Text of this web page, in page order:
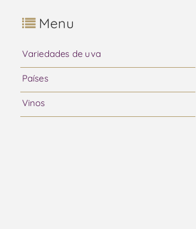
Menu
Variedades de uva
Países
Vinos